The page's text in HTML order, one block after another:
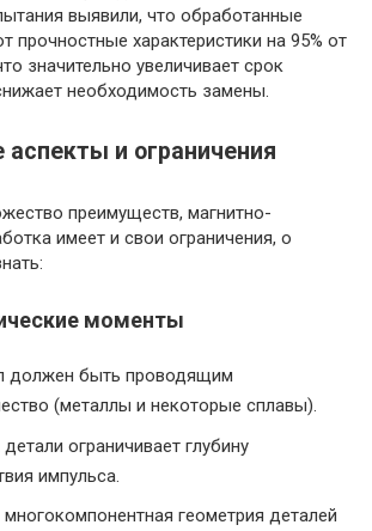
выявили, что обработанные
прочностные характеристики на 95% от
значительно увеличивает срок
необходимость замены.
аспекты и ограничения
преимуществ, магнитно-
имеет и свои ограничения, о
моменты
должен быть проводящим
(металлы и некоторые сплавы).
ограничивает глубину
импульса.
геометрия деталей